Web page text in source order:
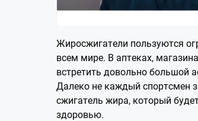
Жиросжигатели пользуются
всем мире. В аптеках,
встретить довольно большой
Далеко не каждый спортсмен
сжигатель жира, который
здоровью.